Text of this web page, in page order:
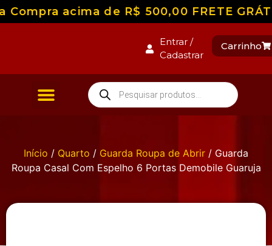
acima de R$ 500,00 FRETE
Entrar /
Cadastrar
Carrinho
Início / Quarto / Guarda Roupa de Abrir / Guarda
Roupa Casal Com Espelho 6 Portas Demobile Guaruja